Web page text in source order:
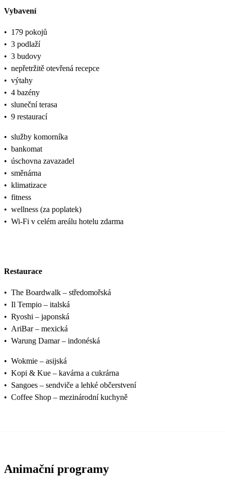
Vybavení
• 179 pokojů
• 3 podlaží
• 3 budovy
• nepřetržitě otevřená recepce
• výtahy
• 4 bazény
• sluneční terasa
• 9 restaurací
• služby komorníka
• bankomat
• úschovna zavazadel
• směnárna
• klimatizace
• fitness
• wellness (za poplatek)
• Wi-Fi v celém areálu hotelu zdarma
Restaurace
• The Boardwalk – středomořská
• Il Tempio – italská
• Ryoshi – japonská
• AriBar – mexická
• Warung Damar – indonéská
• Wokmie – asijská
• Kopi & Kue – kavárna a cukrárna
• Sangoes – sendviče a lehké občerstvení
• Coffee Shop – mezinárodní kuchyně
Animační programy